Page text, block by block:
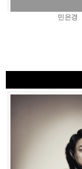
민은경